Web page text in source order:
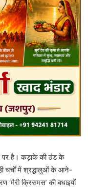
पर है। कड़ाके की ठंड के
चर्चों में श्रद्धालुओं के आने-
‘मैरी क्रिसमस’ की बधाइयों